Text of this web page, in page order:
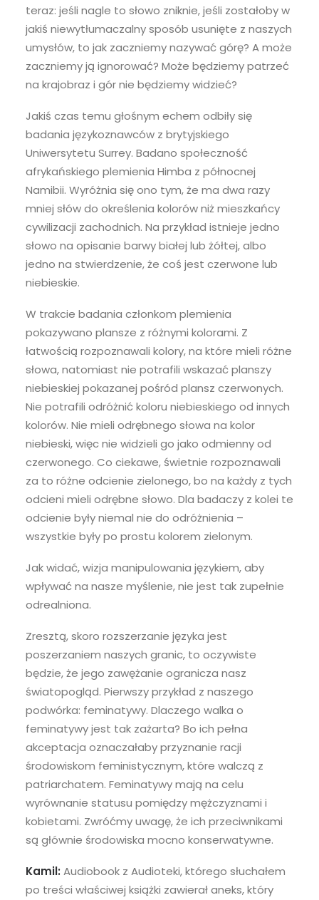
teraz: jeśli nagle to słowo zniknie, jeśli zostałoby w
jakiś niewytłumaczalny sposób usunięte z naszych
umysłów, to jak zaczniemy nazywać górę? A może
zaczniemy ją ignorować? Może będziemy patrzeć
na krajobraz i gór nie będziemy widzieć?
Jakiś czas temu głośnym echem odbiły się
badania językoznawców z brytyjskiego
Uniwersytetu Surrey. Badano społeczność
afrykańskiego plemienia Himba z północnej
Namibii. Wyróżnia się ono tym, że ma dwa razy
mniej słów do określenia kolorów niż mieszkańcy
cywilizacji zachodnich. Na przykład istnieje jedno
słowo na opisanie barwy białej lub żółtej, albo
jedno na stwierdzenie, że coś jest czerwone lub
niebieskie.
W trakcie badania członkom plemienia
pokazywano plansze z różnymi kolorami. Z
łatwością rozpoznawali kolory, na które mieli różne
słowa, natomiast nie potrafili wskazać planszy
niebieskiej pokazanej pośród plansz czerwonych.
Nie potrafili odróżnić koloru niebieskiego od innych
kolorów. Nie mieli odrębnego słowa na kolor
niebieski, więc nie widzieli go jako odmienny od
czerwonego. Co ciekawe, świetnie rozpoznawali
za to różne odcienie zielonego, bo na każdy z tych
odcieni mieli odrębne słowo. Dla badaczy z kolei te
odcienie były niemal nie do odróżnienia –
wszystkie były po prostu kolorem zielonym.
Jak widać, wizja manipulowania językiem, aby
wpływać na nasze myślenie, nie jest tak zupełnie
odrealniona.
Zresztą, skoro rozszerzanie języka jest
poszerzaniem naszych granic, to oczywiste
będzie, że jego zawężanie ogranicza nasz
światopogląd. Pierwszy przykład z naszego
podwórka: feminatywy. Dlaczego walka o
feminatywy jest tak zażarta? Bo ich pełna
akceptacja oznaczałaby przyznanie racji
środowiskom feministycznym, które walczą z
patriarchatem. Feminatywy mają na celu
wyrównanie statusu pomiędzy mężczyznami i
kobietami. Zwróćmy uwagę, że ich przeciwnikami
są głównie środowiska mocno konserwatywne.
Kamil: Audiobook z Audioteki, którego słuchałem
po treści właściwej książki zawierał aneks, który